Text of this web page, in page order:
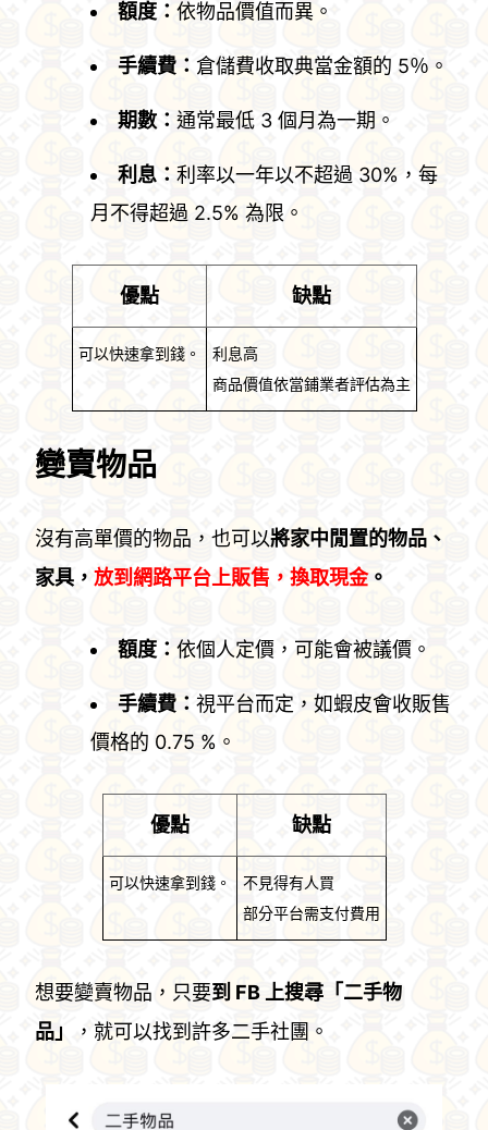
額度： 依物品價值而異。
手續費： 倉儲費收取典當金額的 5％。
期數： 通常最低 3 個月為一期。
利息： 利率以一年以不超過 30%，每
月不得超過 2.5% 為限。
優點 缺點
可以快速拿到錢。
利息高
商品價值依當鋪業者評估為主
變賣物品
沒有高單價的物品，也可以將家中閒置的物品、
家具， 放到網路平台上販售，換取現金。
額度： 依個人定價，可能會被議價。
手續費： 視平台而定，如蝦皮會收販售
價格的 0.75 %。
優點 缺點
可以快速拿到錢。
不見得有人買
部分平台需支付費用
想要變賣物品，只要到 FB 上搜尋「二手物
品」
，就可以找到許多二手社團。